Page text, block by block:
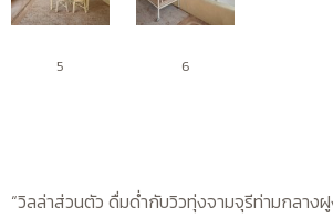
5 6
“วิลล่าส่วนตัว ดื่มด่ำกับวิวทุ่งจามจุรีท่ามกลาง